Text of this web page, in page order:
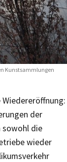
Kunstsammlungen
der
sowohl die
wieder